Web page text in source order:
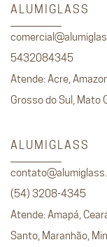
ALUMIGLASS
5432084345
Atende: Acre,
Grosso do Sul, Mato
ALUMIGLASS
(54) 3208-4345
Atende: Amapá,
Santo, Maranhão,